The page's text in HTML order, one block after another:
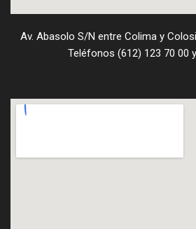
Av. Abasolo S/N entre Colima y
Teléfonos (612) 123 70 00